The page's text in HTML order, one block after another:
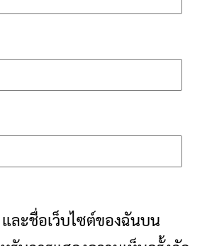
ละชื่อเว็บไซต์ของฉันบน